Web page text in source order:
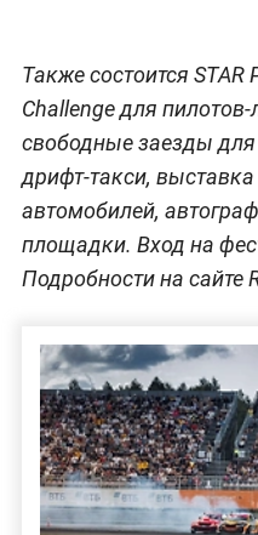
Также состоится STAR
Challenge для
свободные заезды
дрифт-такси,
автомобилей,
площадки. Вход на
Подробности на сайте